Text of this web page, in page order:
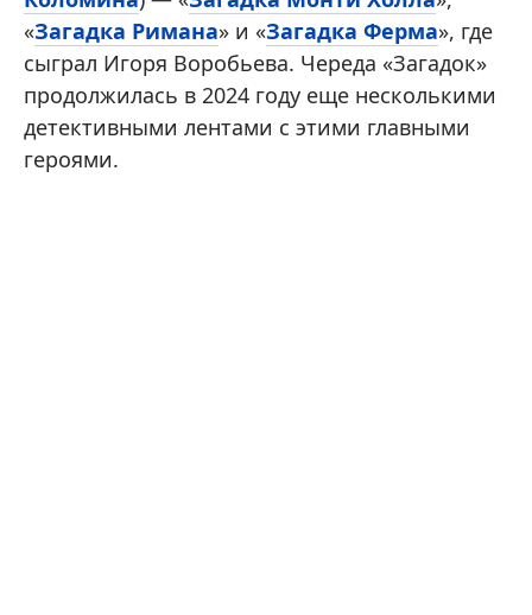
«Загадка Римана» и «Загадка Ферма», где
сыграл Игоря Воробьева. Череда «Загадок»
продолжилась в 2024 году еще несколькими
детективными лентами с этими главными
героями.